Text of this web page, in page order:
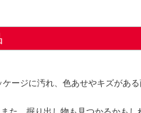
ージに汚れ、色あせやキズがあ